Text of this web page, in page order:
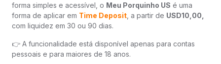
forma simples e acessível, o Meu Porquinho US é uma
forma de aplicar em Time Deposit , a partir de USD10,00,
com liquidez em 30 ou 90 dias.
👉 A funcionalidade está disponível apenas para contas
pessoais e para maiores de 18 anos.